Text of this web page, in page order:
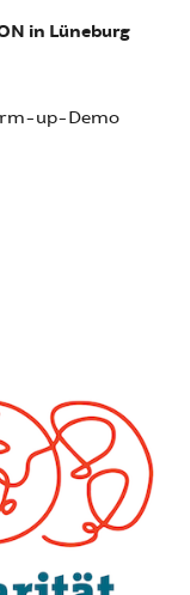
in Lüneburg
up-Demo